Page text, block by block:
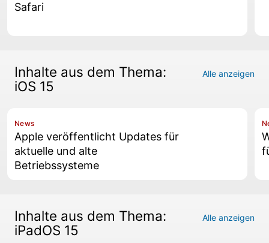
Safari
Inhalte aus dem Thema:
iOS 15
Alle anzeigen
News
Apple veröffentlicht Updates für
aktuelle und alte
Betriebssysteme
Inhalte aus dem Thema:
iPadOS 15
Alle anzeigen